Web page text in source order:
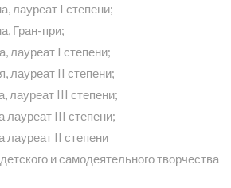
лауреат I степени;
Гран-при;
лауреат I степени;
лауреат II степени;
лауреат III степени;
III степени;
II степени
и самодеятельного творчества